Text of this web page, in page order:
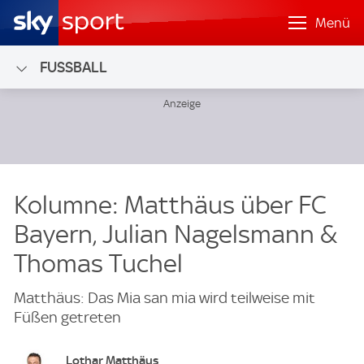
Menü
FUSSBALL
Kolumne: Matthäus über FC
Bayern, Julian Nagelsmann &
Thomas Tuchel
Matthäus: Das Mia san mia wird teilweise mit
Füßen getreten
Lothar Matthäus